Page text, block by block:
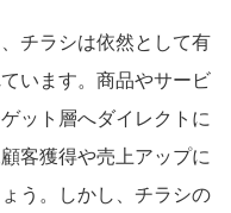
チラシは依然として有
います。商品やサービ
ット層へダイレクトに
客獲得や売上アップに
う。しかし、チラシの